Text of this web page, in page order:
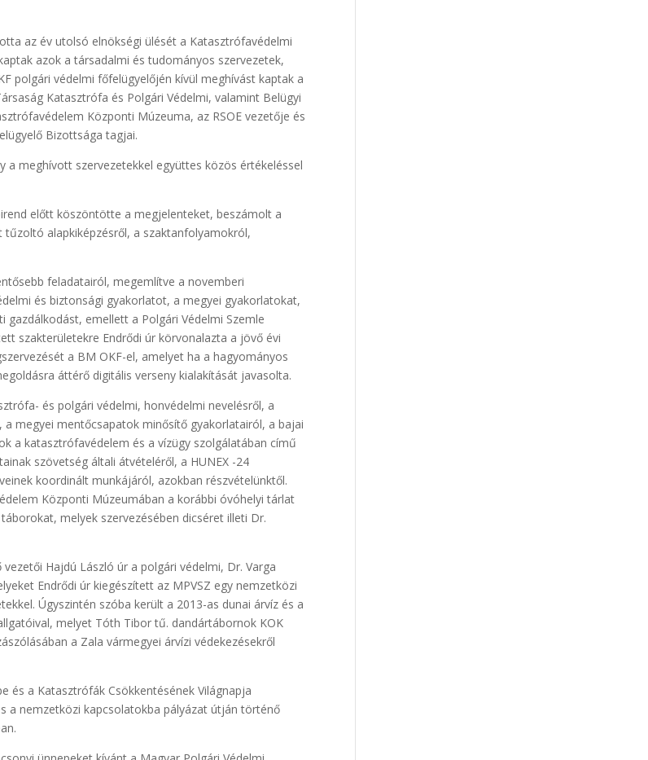
az év utolsó elnökségi ülését a Katasztrófavédelmi
azok a társadalmi és tudományos szervezetek,
polgári védelmi főfelügyelőjén kívül meghívást kaptak a
Katasztrófa és Polgári Védelmi, valamint Belügyi
Központi Múzeuma, az RSOE vezetője és
Bizottsága tagjai.
meghívott szervezetekkel együttes közös értékeléssel
előtt köszöntötte a megjelenteket, beszámolt a
alapkiképzésről, a szaktanfolyamokról,
feladatairól, megemlítve a novemberi
és biztonsági gyakorlatot, a megyei gyakorlatokat,
emellett a Polgári Védelmi Szemle
szakterületekre Endrődi úr körvonalazta a jövő évi
a BM OKF-el, amelyet ha a hagyományos
áttérő digitális verseny kialakítását javasolta.
és polgári védelmi, honvédelmi nevelésről, a
megyei mentőcsapatok minősítő gyakorlatairól, a bajai
a katasztrófavédelem és a vízügy szolgálatában című
szövetség általi átvételéről, a HUNEX -24
koordinált munkájáról, azokban részvételünktől.
Központi Múzeumában a korábbi óvóhelyi tárlat
melyek szervezésében dicséret illeti Dr.
Hajdú László úr a polgári védelmi, Dr. Varga
Endrődi úr kiegészített az MPVSZ egy nemzetközi
Úgyszintén szóba került a 2013-as dunai árvíz és a
melyet Tóth Tibor tű. dandártábornok KOK
a Zala vármegyei árvízi védekezésekről
és a Katasztrófák Csökkentésének Világnapja
a nemzetközi kapcsolatokba pályázat útján történő